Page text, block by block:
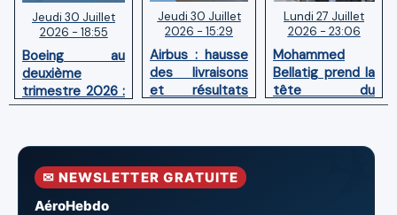
Jeudi 30 Juillet
2026 - 18:55
Boeing au
deuxième
trimestre 2026 :
Chiffre d'affaires
pertes nettes
Jeudi 30 Juillet
2026 - 15:29
Airbus : hausse
des livraisons
et résultats
financiers
premier
Lundi 27 Juillet
2026 - 23:06
Mohammed
Bellatig prend la
tête du
Groupement
Marocaines
✉ NEWSLETTER GRATUITE
AéroHebdo